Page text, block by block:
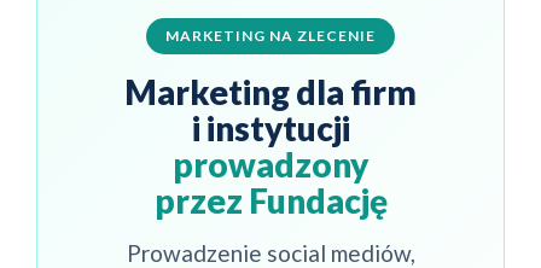
MARKETING NA ZLECENIE
Marketing dla firm
i instytucji
prowadzony
przez Fundację
Prowadzenie social mediów,